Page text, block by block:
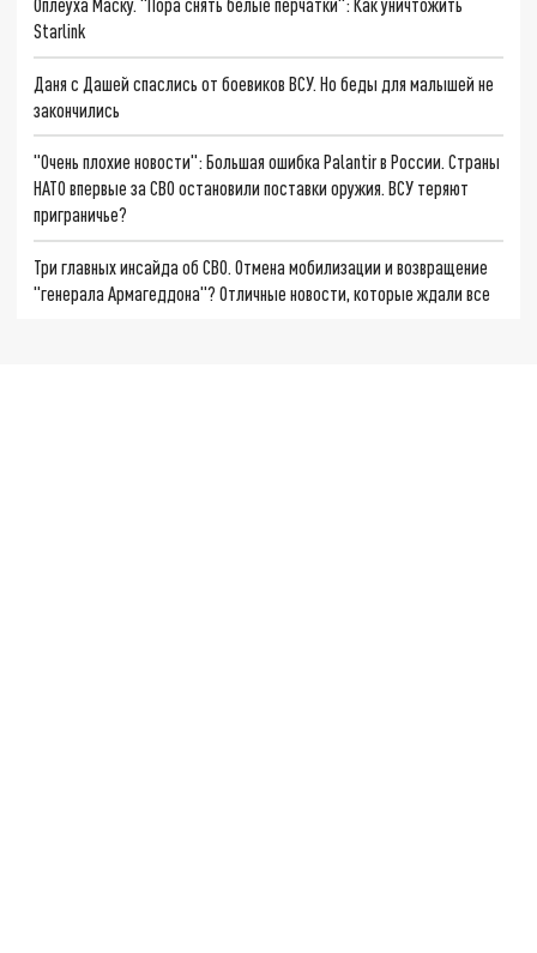
Starlink
Даня с Дашей спаслись от боевиков ВСУ. Но беды для малышей не
закончились
"Очень плохие новости": Большая ошибка Palantir в России. Страны
НАТО впервые за СВО остановили поставки оружия. ВСУ теряют
приграничье?
Три главных инсайда об СВО. Отмена мобилизации и возвращение
"генерала Армагеддона"? Отличные новости, которые ждали все